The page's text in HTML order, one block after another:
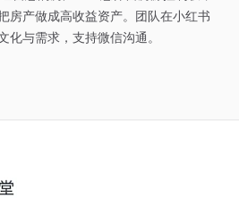
房产做成高收益资产。团队在小红书
化与需求，支持微信沟通。